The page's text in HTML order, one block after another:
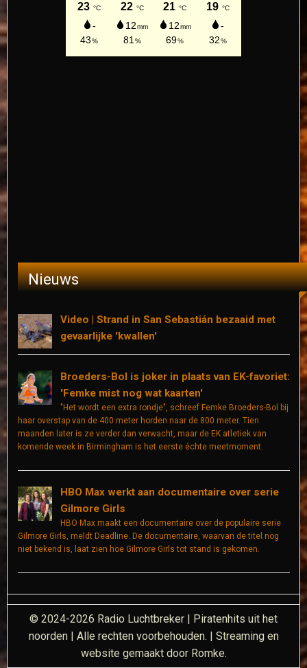
Nieuws
Video | Strand in San Sebastián bezaaid met
gevaarlijke 'kwallen'
Broeders-Bol is joker in plaats van EK-favoriet:
'Femke mist nog wat kaarten'
"Het wordt een extra rondje", schreef Femke Broeders-Bol bij
haar overstap van de 400 meter horden naar de 800 meter. Tien
maanden later is ze verder dan verwacht, maar de EK atletiek van
komende week in Birmingham is het eerste échte meetmoment.
HBO Max werkt aan documentaire over serie
Gilmore Girls
HBO Max maakt een documentaire over de populaire serie
Gilmore Girls, meldt Deadline. De documentaire, waarvan de titel nog
niet bekend is, laat zien hoe Gilmore Girls tot stand is gekomen.
© 2024-2026 Radio Luchtbreker | Piratenhits uit het
noorden | Alle rechten voorbehouden. | Streaming en
website gemaakt door Romke.